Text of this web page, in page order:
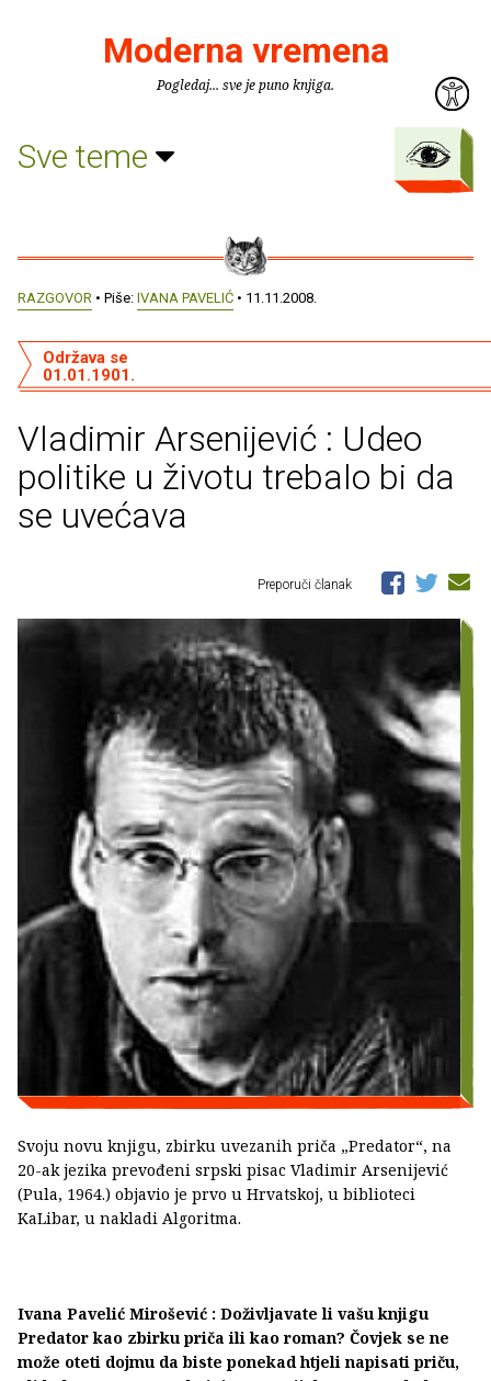
Moderna vremena
Pogledaj... sve je puno knjiga.
Sve teme
RAZGOVOR • Piše: IVANA PAVELIĆ • 11.11.2008.
Vladimir Arsenijević : Udeo
politike u životu trebalo bi da
se uvećava
Održava se
01.01.1901.
Preporuči članak
Svoju novu knjigu, zbirku uvezanih priča „Predator“, na
20-ak jezika prevođeni srpski pisac Vladimir Arsenijević
(Pula, 1964.) objavio je prvo u Hrvatskoj, u biblioteci
KaLibar, u nakladi Algoritma.
Ivana Pavelić Mirošević : Doživljavate li vašu knjigu
Predator kao zbirku priča ili kao roman? Čovjek se ne
može oteti dojmu da biste ponekad htjeli napisati priču,